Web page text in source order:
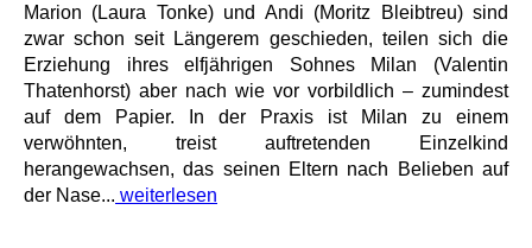
Marion (Laura Tonke) und Andi (Moritz Bleibtreu) sind
zwar schon seit Längerem geschieden, teilen sich die
Erziehung ihres elfjährigen Sohnes Milan (Valentin
Thatenhorst) aber nach wie vor vorbildlich – zumindest
auf dem Papier. In der Praxis ist Milan zu einem
verwöhnten, treist auftretenden Einzelkind
herangewachsen, das seinen Eltern nach Belieben auf
der Nase... weiterlesen